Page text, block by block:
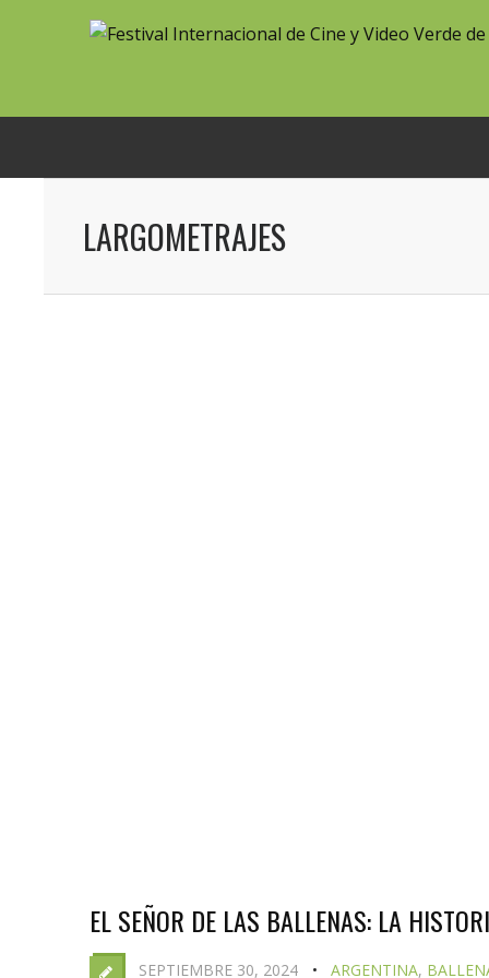
LARGOMETRAJES
EL SEÑOR DE LAS BALLENAS: LA
SEPTIEMBRE 30, 2024 ARGENTINA,